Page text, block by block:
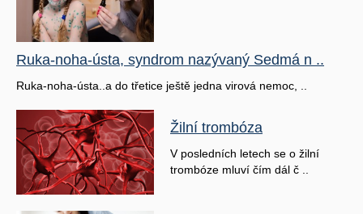
Ruka-noha-ústa, syndrom nazývaný Sedmá n ..
Ruka-noha-ústa..a do třetice ještě jedna virová nemoc, ..
Žilní trombóza
V posledních letech se o žilní
trombóze mluví čím dál č ..